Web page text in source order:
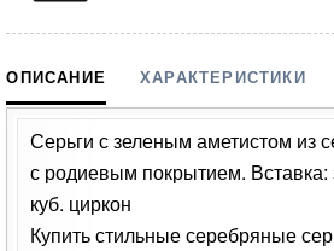
ОПИСАНИЕ ХАРАКТЕРИСТИКИ
Серьги с зеленым аметистом из
с родиевым покрытием. Вставка:
куб. циркон
Купить стильные серебряные